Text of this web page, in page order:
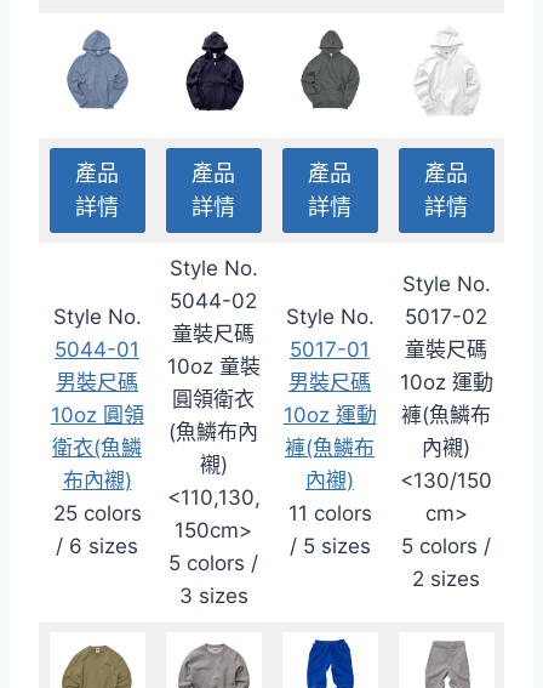
產品
詳情
產品
詳情
產品
詳情
產品
詳情
Style No.
5044-01
男裝尺碼
10oz 圓領
衛衣(魚鱗
布內襯)
25 colors
/ 6 sizes
Style No.
5044-02
童裝尺碼
10oz 童裝
圓領衛衣
(魚鱗布內
襯)
<110,130,
150cm>
5 colors /
3 sizes
Style No.
5017-01
男裝尺碼
10oz 運動
褲(魚鱗布
內襯)
11 colors
/ 5 sizes
Style No.
5017-02
童裝尺碼
10oz 運動
褲(魚鱗布
內襯)
<130/150
cm>
5 colors /
2 sizes